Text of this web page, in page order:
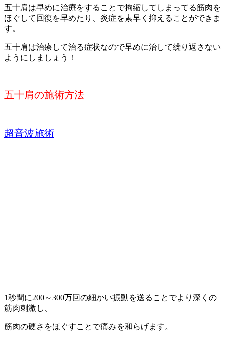
五十肩は早めに治療をすることで拘縮してしまってる筋肉を
ほぐして回復を早めたり、炎症を素早く抑えることができま
す。
五十肩は治療して治る症状なので早めに治して繰り返さない
ようにしましょう！
五十肩の施術方法
超音波施術
1秒間に200～300万回の細かい振動を送ることでより深くの
筋肉刺激し、
筋肉の硬さをほぐすことで痛みを和らげます。